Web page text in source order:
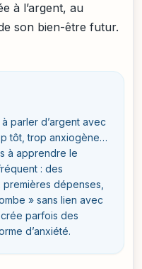
à l’argent, au
son bien-être futur.
parler d’argent avec
tôt, trop anxiogène…
à apprendre le
: des
dépenses,
» sans lien avec
parfois des
d’anxiété.